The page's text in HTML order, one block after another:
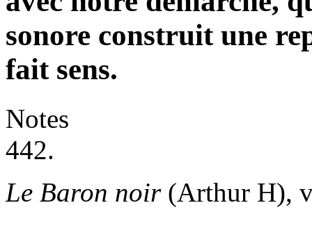
sonore construit une
fait sens.
Notes
442.
Le Baron noir (Arthur H),